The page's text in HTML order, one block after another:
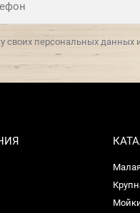
Lusso
своих персональных данных